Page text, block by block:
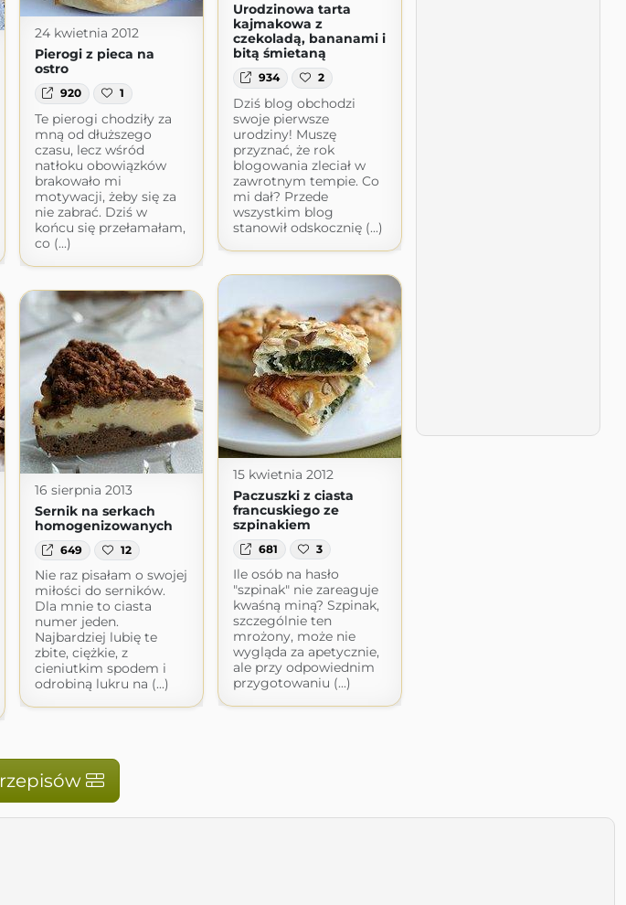
Urodzinowa tarta
kajmakowa z
czekoladą, bananami i
bitą śmietaną
934 2
Dziś blog obchodzi
swoje pierwsze
urodziny! Muszę
przyznać, że rok
blogowania zleciał w
zawrotnym tempie. Co
mi dał? Przede
wszystkim blog
stanowił odskocznię (...)
24 kwietnia 2012
Pierogi z pieca na
ostro
920 1
Te pierogi chodziły za
mną od dłuższego
czasu, lecz wśród
natłoku obowiązków
brakowało mi
motywacji, żeby się za
nie zabrać. Dziś w
końcu się przełamałam,
co (...)
15 kwietnia 2012
Paczuszki z ciasta
francuskiego ze
szpinakiem
681 3
Ile osób na hasło
"szpinak" nie zareaguje
kwaśną miną? Szpinak,
szczególnie ten
mrożony, może nie
wygląda za apetycznie,
ale przy odpowiednim
przygotowaniu (...)
16 sierpnia 2013
Sernik na serkach
homogenizowanych
649 12
Nie raz pisałam o swojej
miłości do serników.
Dla mnie to ciasta
numer jeden.
Najbardziej lubię te
zbite, ciężkie, z
cieniutkim spodem i
odrobiną lukru na (...)